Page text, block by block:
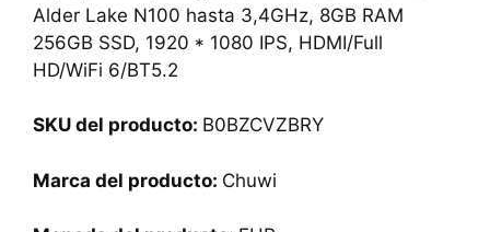
Alder Lake N100 hasta 3,4GHz, 8GB RAM
256GB SSD, 1920 * 1080 IPS, HDMI/Full
HD/WiFi 6/BT5.2
SKU del producto: B0BZCVZBRY
Marca del producto: Chuwi